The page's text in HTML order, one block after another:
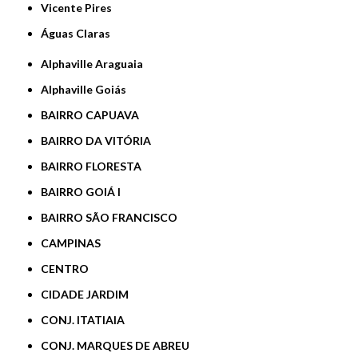
Vicente Pires
Águas Claras
Alphaville Araguaia
Alphaville Goiás
BAIRRO CAPUAVA
BAIRRO DA VITÓRIA
BAIRRO FLORESTA
BAIRRO GOIÁ I
BAIRRO SÃO FRANCISCO
CAMPINAS
CENTRO
CIDADE JARDIM
CONJ. ITATIAIA
CONJ. MARQUES DE ABREU